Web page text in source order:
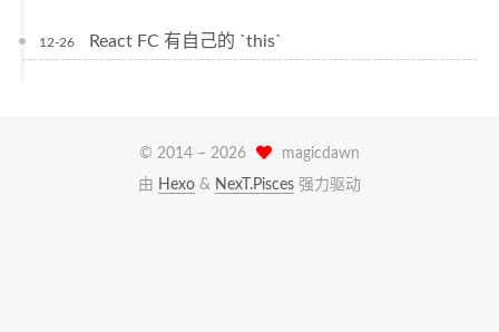
12-26 React FC 有自己的 `this`
© 2014 – 2026
magicdawn
由 Hexo & NexT.Pisces 强力驱动